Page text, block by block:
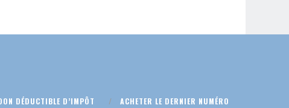
DÉDUCTIBLE D’IMPÔT
ACHETER LE DERNIER NUMÉRO